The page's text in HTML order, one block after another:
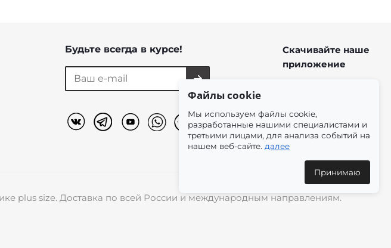
Будьте всегда в курсе!
Скачивайте наше
приложение
plus size. Доставка по всей России и международным направлениям.
Файлы cookie
Мы используем файлы cookie,
разработанные нашими специалистами и
третьими лицами, для анализа событий на
нашем веб-сайте. далее
Принимаю